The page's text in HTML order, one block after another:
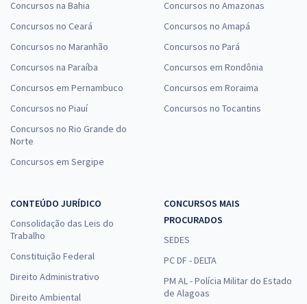
Concursos na Bahia
Concursos no Ceará
Concursos no Maranhão
Concursos na Paraíba
Concursos em Pernambuco
Concursos no Piauí
Concursos no Rio Grande do
Norte
Concursos em Sergipe
Concursos no Amazonas
Concursos no Amapá
Concursos no Pará
Concursos em Rondônia
Concursos em Roraima
Concursos no Tocantins
CONTEÚDO JURÍDICO
Consolidação das Leis do
Trabalho
Constituição Federal
Direito Administrativo
Direito Ambiental
CONCURSOS MAIS
PROCURADOS
SEDES
PC DF - DELTA
PM AL - Polícia Militar do Estado
de Alagoas